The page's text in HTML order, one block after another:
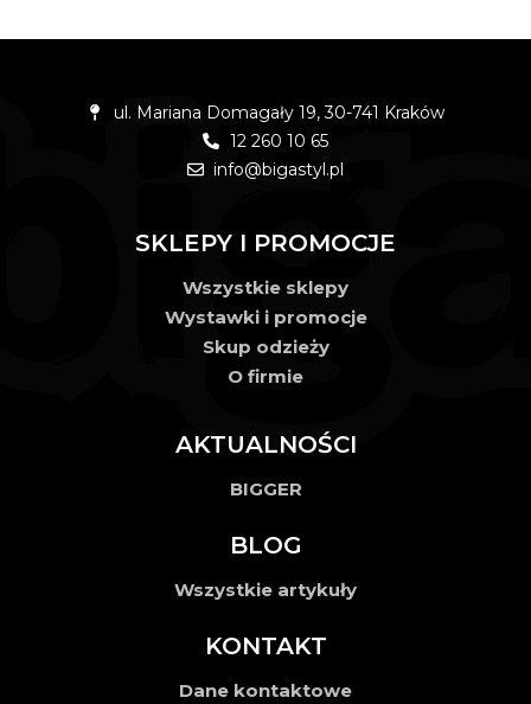
ul. Mariana Domagały 19, 30-741 Kraków
12 260 10 65
info@bigastyl.pl
SKLEPY I PROMOCJE
Wszystkie sklepy
Wystawki i promocje
Skup odzieży
O firmie
AKTUALNOŚCI
BIGGER
BLOG
Wszystkie artykuły
KONTAKT
Dane kontaktowe